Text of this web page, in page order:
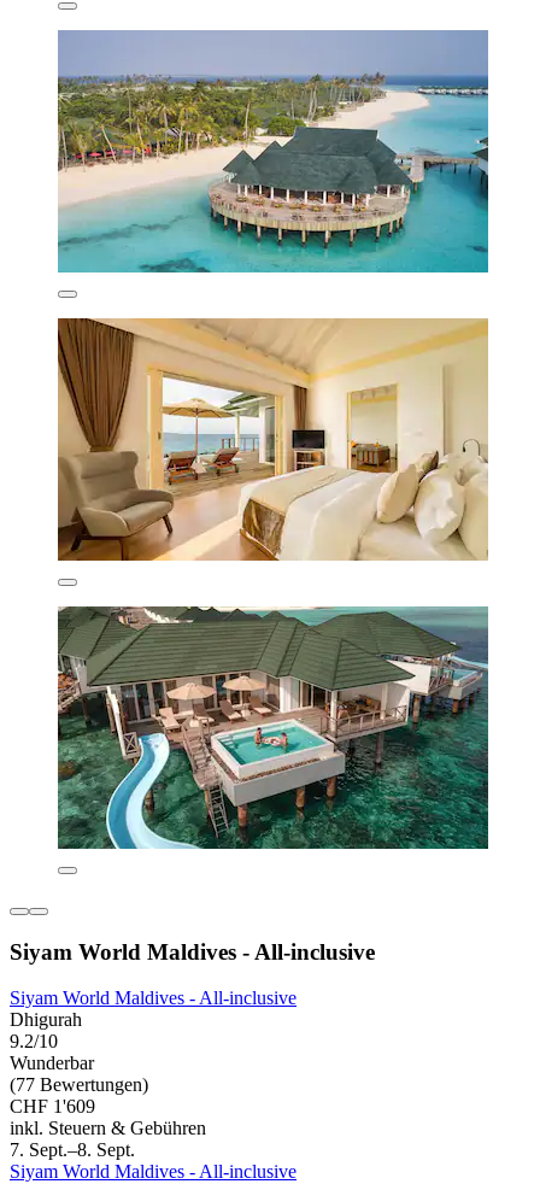
Siyam World Maldives - All-inclusive
Siyam World Maldives - All-inclusive
Dhigurah
9.2/10
Wunderbar
(77 Bewertungen)
CHF 1'609
inkl. Steuern & Gebühren
7. Sept.–8. Sept.
Siyam World Maldives - All-inclusive